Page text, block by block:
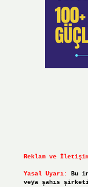
Reklam ve
Yasal Uyarı:
Bu
veya şahıs